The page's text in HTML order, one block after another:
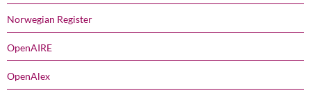
Norwegian Register
OpenAIRE
OpenAlex